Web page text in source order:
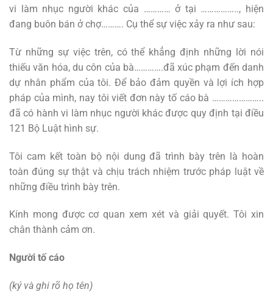
vi làm nhục người khác của ………… ở tại …………….., hiện
đang buôn bán ở chợ………. Cụ thể sự việc xảy ra như sau:
Từ những sự việc trên, có thể khẳng định những lời nói
thiếu văn hóa, du côn của bà………….đã xúc phạm đến danh
dự nhân phẩm của tôi. Để bảo đảm quyền và lợi ích hợp
pháp của mình, nay tôi viết đơn này tố cáo bà …………………..
đã có hành vi làm nhục người khác được quy định tại điều
121 Bộ Luật hình sự.
Tôi cam kết toàn bộ nội dung đã trình bày trên là hoàn
toàn đúng sự thật và chịu trách nhiệm trước pháp luật về
những điều trình bày trên.
Kính mong được cơ quan xem xét và giải quyết. Tôi xin
chân thành cảm ơn.
Người tố cáo
(ký và ghi rõ họ tên)